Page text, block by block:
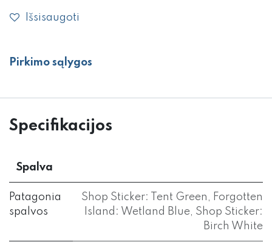
Išsisaugoti
Pirkimo sąlygos
Specifikacijos
Spalva
Patagonia
spalvos
Shop Sticker: Tent Green , Forgotten
Island: Wetland Blue, Shop Sticker:
Birch White